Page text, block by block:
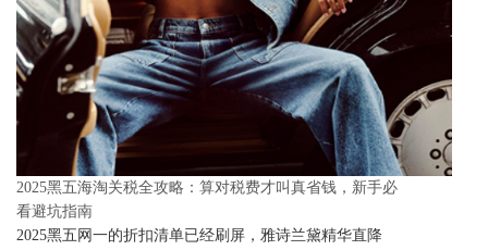
2025黑五海淘关税全攻略：算对税费才叫真省钱，新手必
看避坑指南
2025黑五网一的折扣清单已经刷屏，雅诗兰黛精华直降